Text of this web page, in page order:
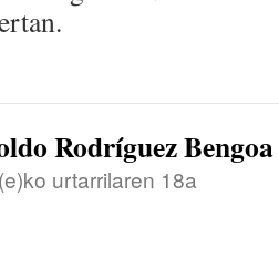
Rodríguez Bengoa
urtarrilaren 18a